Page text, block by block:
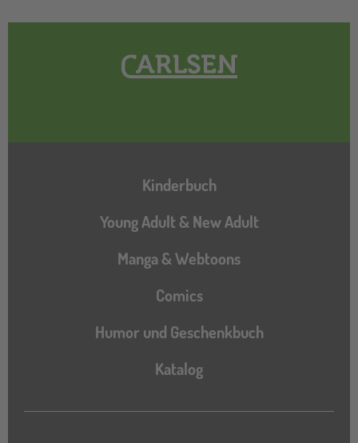
Hauptnavigation
Kinderbuch
Young Adult & New Adult
Manga & Webtoons
Comics
Humor und Geschenkbuch
Katalog
Katalog